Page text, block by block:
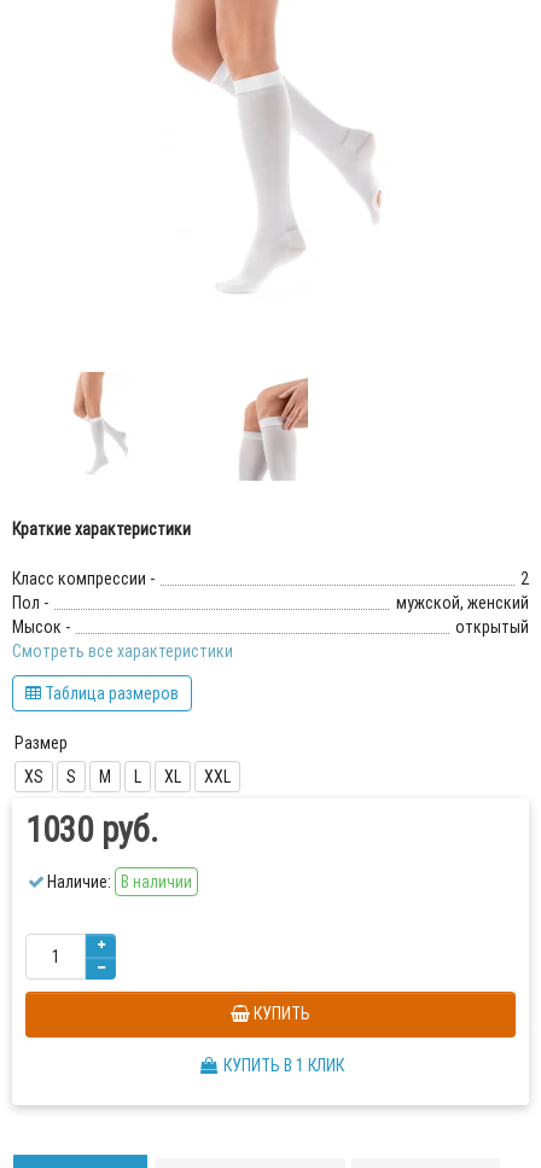
Краткие характеристики
Класс компрессии -
2
Пол -
мужской, женский
Мысок -
открытый
Смотреть все характеристики
Таблица размеров
Размер
XS
S M L XL XXL
1030 руб.
Наличие: В наличии
КУПИТЬ
КУПИТЬ В 1 КЛИК